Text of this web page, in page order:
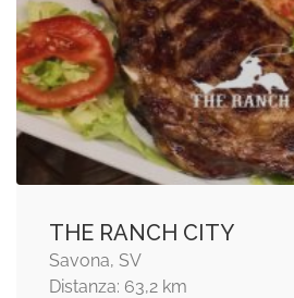
THE RANCH CITY
Savona, SV
Distanza: 63,2 km